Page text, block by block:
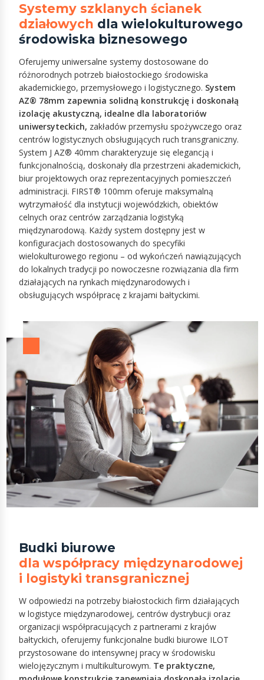
Systemy szklanych ścianek
działowych dla wielokulturowego
środowiska biznesowego
Oferujemy uniwersalne systemy dostosowane do
różnorodnych potrzeb białostockiego środowiska
akademickiego, przemysłowego i logistycznego. System
AZ® 78mm zapewnia solidną konstrukcję i doskonałą
izolację akustyczną, idealne dla laboratoriów
uniwersyteckich, zakładów przemysłu spożywczego oraz
centrów logistycznych obsługujących ruch transgraniczny.
System J AZ® 40mm charakteryzuje się elegancją i
funkcjonalnością, doskonały dla przestrzeni akademickich,
biur projektowych oraz reprezentacyjnych pomieszczeń
administracji. FIRST® 100mm oferuje maksymalną
wytrzymałość dla instytucji wojewódzkich, obiektów
celnych oraz centrów zarządzania logistyką
międzynarodową. Każdy system dostępny jest w
konfiguracjach dostosowanych do specyfiki
wielokulturowego regionu – od wykończeń nawiązujących
do lokalnych tradycji po nowoczesne rozwiązania dla firm
działających na rynkach międzynarodowych i
obsługujących współpracę z krajami bałtyckimi.
Budki biurowe
dla współpracy międzynarodowej
i logistyki transgranicznej
W odpowiedzi na potrzeby białostockich firm działających
w logistyce międzynarodowej, centrów dystrybucji oraz
organizacji współpracujących z partnerami z krajów
bałtyckich, oferujemy funkcjonalne budki biurowe ILOT
przystosowane do intensywnej pracy w środowisku
wielojęzycznym i multikulturowym. Te praktyczne,